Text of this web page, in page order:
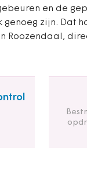
en de
zijn. Dat
Roozendaal,